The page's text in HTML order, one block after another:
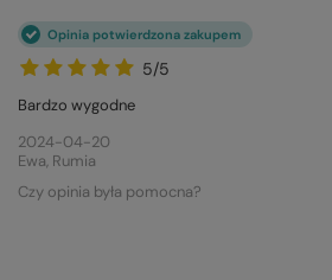
5/5
Opinia potwierdzona zakupem
Bardzo wygodne
2024-04-20
Ewa, Rumia
Czy opinia była pomocna?